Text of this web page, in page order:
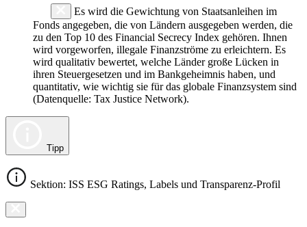
Es wird die Gewichtung von Staatsanleihen im
Fonds angegeben, die von Ländern ausgegeben werden, die
zu den Top 10 des Financial Secrecy Index gehören. Ihnen
wird vorgeworfen, illegale Finanzströme zu erleichtern. Es
wird qualitativ bewertet, welche Länder große Lücken in
ihren Steuergesetzen und im Bankgeheimnis haben, und
quantitativ, wie wichtig sie für das globale Finanzsystem sind
(Datenquelle: Tax Justice Network).
Tipp
Sektion: ISS ESG Ratings, Labels und Transparenz-Profil